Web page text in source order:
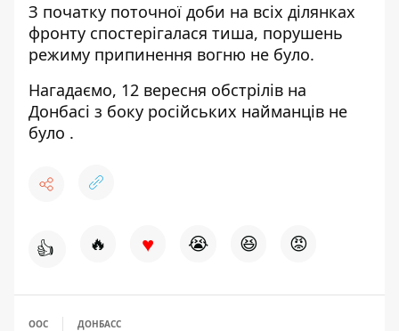
З початку поточної доби на всіх ділянках
фронту спостерігалася тиша, порушень
режиму припинення вогню не було.
Нагадаємо, 12 вересня обстрілів на
Донбасі з боку російських найманців не
було .
👍 🔥 ♥ 😭 😆 😡
ООС ДОНБАСС